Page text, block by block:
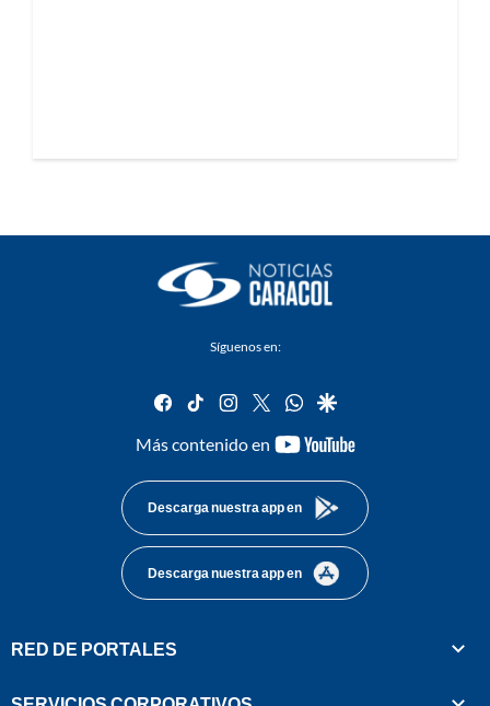
Síguenos en:
facebook
tiktok instagram
twitterwhatsapp
google
Más contenido en
youtube-
Descarga nuestra app en
Descarga nuestra app en
RED DE PORTALES